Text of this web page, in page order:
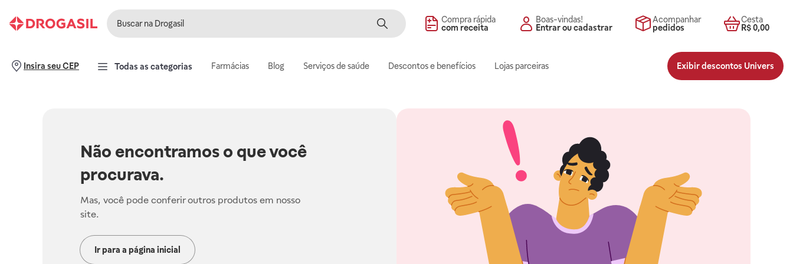
Compra rápida
com receita
Boas-vindas!
Entrar ou cadastrar
Acompanhar
pedidos
Cesta
R$ 0,00
Insira seu CEP Todas as categorias Farmácias Blog Serviços de saúde Descontos e benefícios Lojas parceiras Exibir descontos Univers
Não encontramos o que você
procurava.
Mas, você pode conferir outros produtos em nosso
site.
Ir para a página inicial